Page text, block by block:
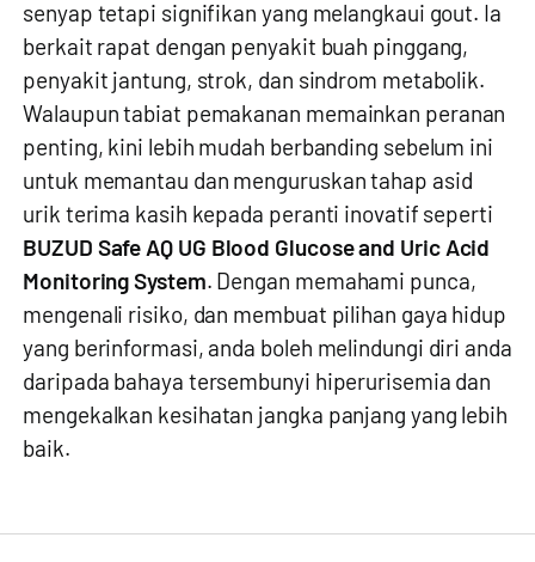
senyap tetapi signifikan yang melangkaui gout. Ia
berkait rapat dengan penyakit buah pinggang,
penyakit jantung, strok, dan sindrom metabolik.
Walaupun tabiat pemakanan memainkan peranan
penting, kini lebih mudah berbanding sebelum ini
untuk memantau dan menguruskan tahap asid
urik terima kasih kepada peranti inovatif seperti
BUZUD Safe AQ UG Blood Glucose and Uric Acid
Monitoring System. Dengan memahami punca,
mengenali risiko, dan membuat pilihan gaya hidup
yang berinformasi, anda boleh melindungi diri anda
daripada bahaya tersembunyi hiperurisemia dan
mengekalkan kesihatan jangka panjang yang lebih
baik.